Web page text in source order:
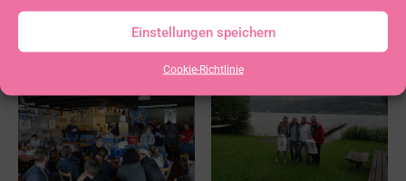
Einstellungen speichern
Cookie-Richtlinie